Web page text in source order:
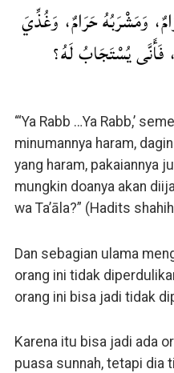
وَمَشْرَبُهُ حَرَامٌ، وَغُذِّيَ
فَأَنَّى يُسْتَجَابُ لَهُ؟
“‘Ya Rabb …Ya Rabb,’
minumannya haram,
yang haram, pakaiannya
mungkin doanya akan
wa Ta’āla?” (Hadits
Dan sebagian ulama
orang ini tidak
orang ini bisa jadi tidak
Karena itu bisa jadi ada
puasa sunnah, tetapi dia